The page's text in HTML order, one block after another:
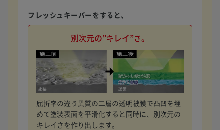
フレッシュキーパーをすると、
別次元の”キレイ”さ。
屈折率の違う異質の二層の透明被膜で凸凹を埋
めて塗装表面を平滑化すると同時に、別次元の
キレイさを作り出します。